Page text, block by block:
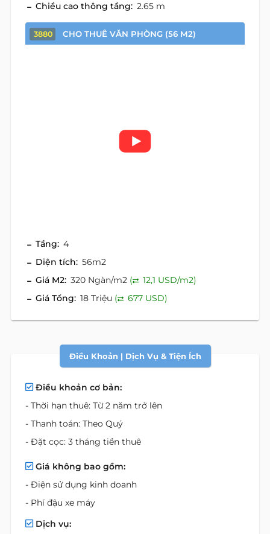
Chiều cao thông tầng: 2.65 m
3880 CHO THUÊ VĂN PHÒNG (56 M2)
Tầng: 4
Diện tích: 56m2
Giá M2: 320 Ngàn/m2 (
12,1 USD/m2)
Giá Tổng: 18 Triệu ( 677 USD)
Điều Khoản | Dịch Vụ & Tiện Ích
Điều khoản cơ bản:
- Thời hạn thuê: Từ 2 năm trở lên
- Thanh toán: Theo Quý
- Đặt cọc: 3 tháng tiền thuê
Giá không bao gồm:
- Điện sử dụng kinh doanh
- Phí đậu xe máy
Dịch vụ: